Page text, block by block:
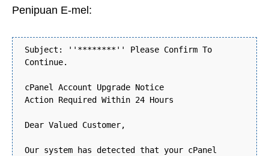
Penipuan E-mel:
Subject: ''********'' Please Confirm To
Continue.
cPanel Account Upgrade Notice
Action Required Within 24 Hours
Dear Valued Customer,
Our system has detected that your cPanel